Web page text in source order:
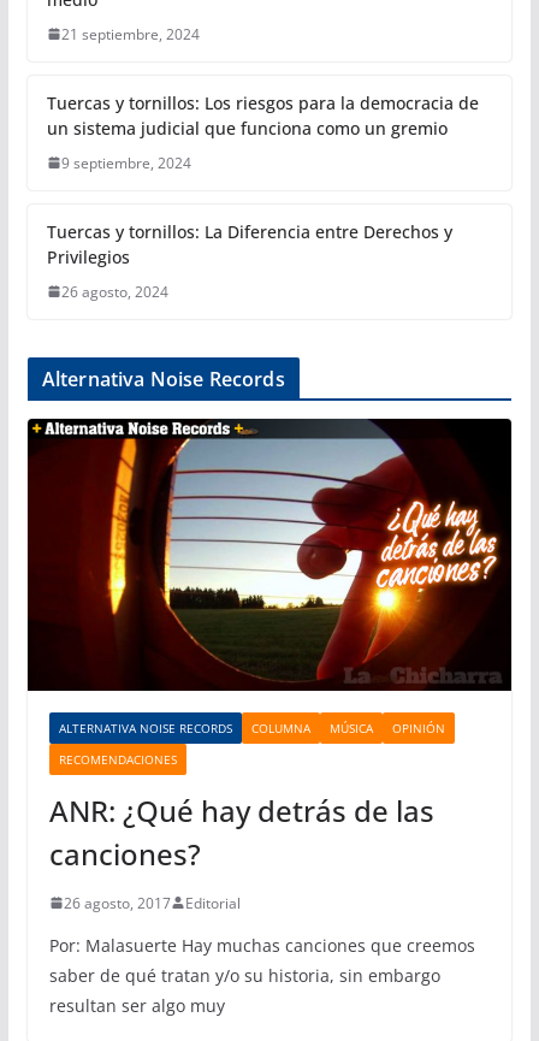
21 septiembre, 2024
Tuercas y tornillos: Los riesgos para la democracia de
un sistema judicial que funciona como un gremio
9 septiembre, 2024
Tuercas y tornillos: La Diferencia entre Derechos y
Privilegios
26 agosto, 2024
Alternativa Noise Records
ALTERNATIVA NOISE RECORDS COLUMNA MÚSICA
OPINIÓN
RECOMENDACIONES
ANR: ¿Qué hay detrás de las
canciones?
26 agosto, 2017 Editorial
Por: Malasuerte Hay muchas canciones que creemos
saber de qué tratan y/o su historia, sin embargo
resultan ser algo muy